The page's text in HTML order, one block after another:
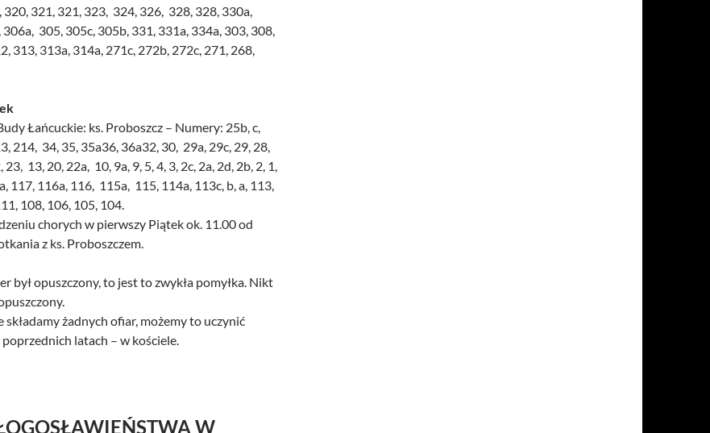
320, 321, 321, 323, 324, 326, 328, 328, 330a,
306a, 305, 305c, 305b, 331, 331a, 334a, 303, 308,
313, 313a, 314a, 271c, 272b, 272c, 271, 268,
Łańcuckie: ks. Proboszcz – Numery: 25b, c,
214, 34, 35, 35a36, 36a32, 30, 29a, 29c, 29, 28,
23, 13, 20, 22a, 10, 9a, 9, 5, 4, 3, 2c, 2a, 2d, 2b, 2, 1,
117, 116a, 116, 115a, 115, 114a, 113c, b, a, 113,
108, 106, 105, 104.
chorych w pierwszy Piątek ok. 11.00 od
z ks. Proboszczem.
był opuszczony, to jest to zwykła pomyłka. Nikt
składamy żadnych ofiar, możemy to uczynić
latach – w kościele.
W